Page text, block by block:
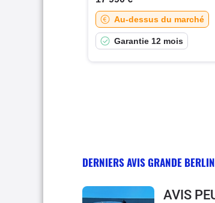
Au-dessus du marché
Garantie 12 mois
DERNIERS AVIS GRANDE
AVIS